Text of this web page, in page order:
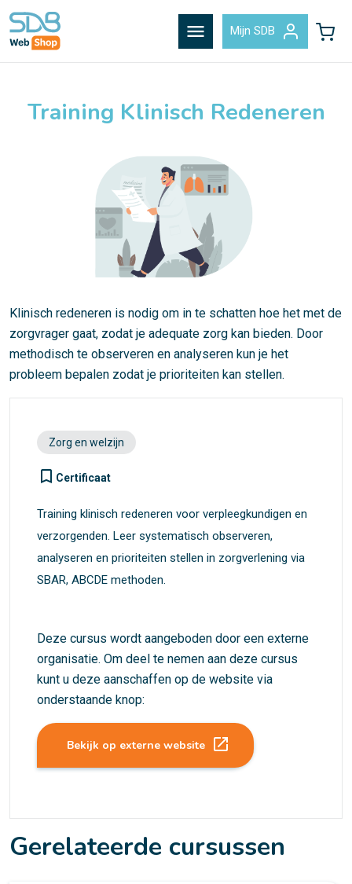
menu Mijn SDB
Training Klinisch Redeneren
Klinisch redeneren is nodig om in te schatten hoe het met de
zorgvrager gaat, zodat je adequate zorg kan bieden. Door
methodisch te observeren en analyseren kun je het
probleem bepalen zodat je prioriteiten kan stellen.
Zorg en welzijn
turned_in_not Certificaat
Training klinisch redeneren voor verpleegkundigen en
verzorgenden. Leer systematisch observeren,
analyseren en prioriteiten stellen in zorgverlening via
SBAR, ABCDE methoden.
Deze cursus wordt aangeboden door een externe
organisatie. Om deel te nemen aan deze cursus
kunt u deze aanschaffen op de website via
onderstaande knop:
Bekijk op externe website launch
Gerelateerde cursussen